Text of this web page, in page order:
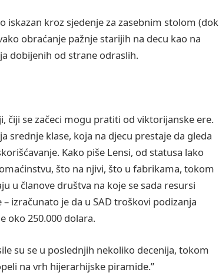
kroz sjedenje za zasebnim stolom (dok
obraćanje pažnje starijih na decu kao na
dobijenih od strane odraslih.
čiji se začeci mogu pratiti od viktorijanske ere.
srednje klase, koja na djecu prestaje da gleda
Kako piše Lensi, od statusa lako
što na njivi, što u fabrikama, tokom
u članove društva na koje se sada resursi
izračunato je da u SAD troškovi podizanja
oko 250.000 dolara.
su se u poslednjih nekoliko decenija, tokom
na vrh hijerarhijske piramide.”